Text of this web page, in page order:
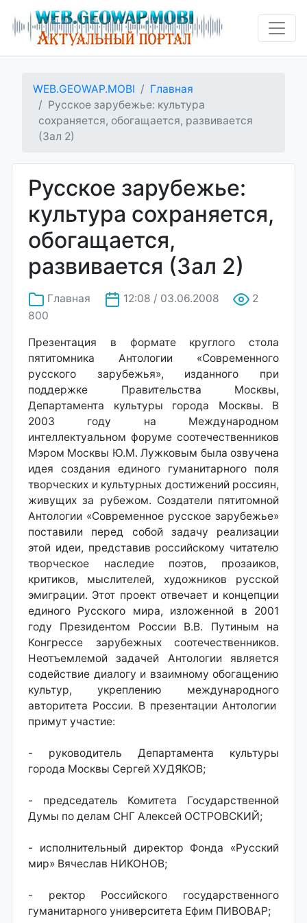
WEB.GEOWAP.MOBI
Главная
Русское зарубежье: культура
сохраняется, обогащается, развивается
(Зал 2)
Русское зарубежье:
культура сохраняется,
обогащается,
развивается (Зал 2)
Главная 12:08 / 03.06.2008
2
800
Презентация в формате круглого стола
пятитомника Антологии «Современного
русского зарубежья», изданного при
поддержке Правительства Москвы,
Департамента культуры города Москвы. В
2003 году на Международном
интеллектуальном форуме соотечественников
Мэром Москвы Ю.М. Лужковым была озвучена
идея создания единого гуманитарного поля
творческих и культурных достижений россиян,
живущих за рубежом. Создатели пятитомной
Антологии «Современное русское зарубежье»
поставили перед собой задачу реализации
этой идеи, представив российскому читателю
творческое наследие поэтов, прозаиков,
критиков, мыслителей, художников русской
эмиграции. Этот проект отвечает и концепции
единого Русского мира, изложенной в 2001
году Президентом России В.В. Путиным на
Конгрессе зарубежных соотечественников.
Неотъемлемой задачей Антологии является
содействие диалогу и взаимному обогащению
культур, укреплению международного
авторитета России. В презентации Антологии
примут участие:
- руководитель Департамента культуры
города Москвы Сергей ХУДЯКОВ;
- председатель Комитета Государственной
Думы по делам СНГ Алексей ОСТРОВСКИЙ;
- исполнительный директор Фонда «Русский
мир» Вячеслав НИКОНОВ;
- ректор Российского государственного
гуманитарного университета Ефим ПИВОВАР;